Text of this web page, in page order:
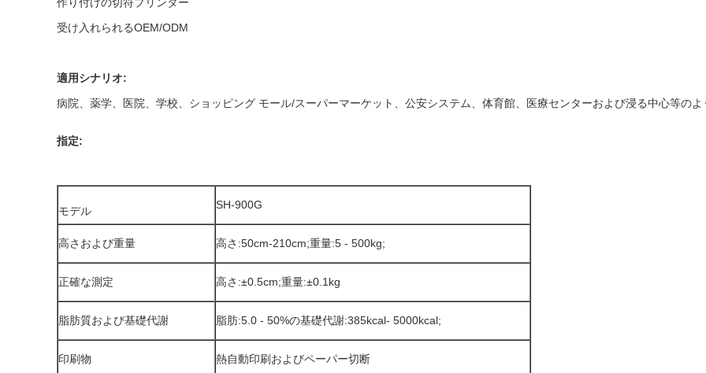
受け入れられるOEM/ODM
適用シナリオ:
病院、薬学、医院、学校、ショッピング モール/スーパーマーケット、公安システム、体育館、医療センターおよび浸る中心等のよ
モデル SH-900G
高さおよび重量 高さ:50cm-210cm;重量:5 - 500kg;
正確な測定 高さ:±0.5cm;重量:±0.1kg
脂肪質および基礎代謝 脂肪:5.0 - 50%の基礎代謝:385kcal- 5000kcal;
印刷物 熱自動印刷およびペーパー切断